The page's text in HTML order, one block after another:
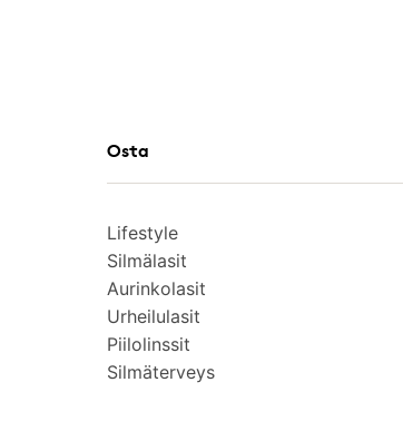
Osta
Lifestyle
Silmälasit
Aurinkolasit
Urheilulasit
Piilolinssit
Silmäterveys